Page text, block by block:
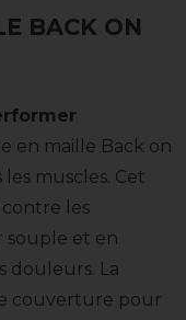
BACK ON
en maille Back on
muscles. Cet
les
souple et en
douleurs. La
couverture pour